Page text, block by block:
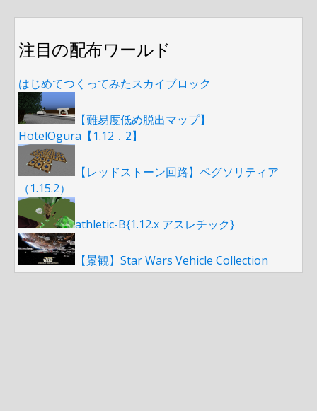
注目の配布ワールド
はじめてつくってみたスカイブロック
【難易度低め脱出マップ】
HotelOgura【1.12．2】
【レッドストーン回路】ペグソリティア
（1.15.2）
athletic-B{1.12.x アスレチック}
【景観】Star Wars Vehicle Collection